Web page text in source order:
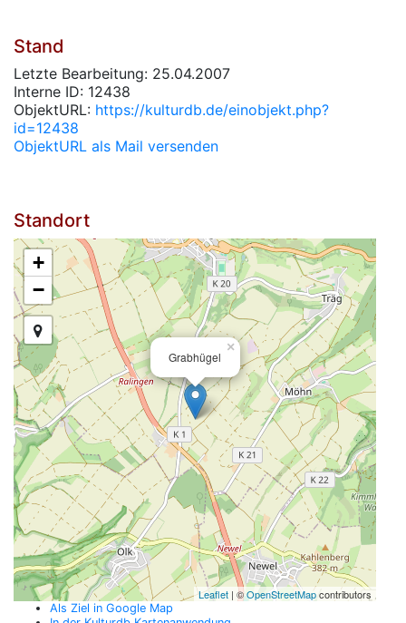
Stand
Letzte Bearbeitung: 25.04.2007
Interne ID: 12438
ObjektURL: https://kulturdb.de/einobjekt.php?
id=12438
ObjektURL als Mail versenden
Standort
Grabhügel
×
+
−
Leaflet | ©OpenStreetMapcontributors
Als Ziel in Google Map